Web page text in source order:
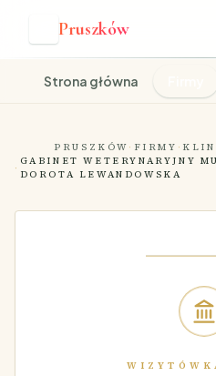
Pruszków
Strona główna
PRUSZKÓW · FIRMY ·
·
GABINET WETERYNARYJNY
DOROTA LEWANDOWSKA